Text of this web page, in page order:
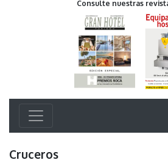
Consulte nuestras
Cruceros